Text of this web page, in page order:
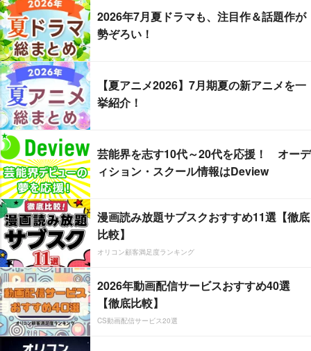
2026年7月夏ドラマも、注目作＆話題作が
勢ぞろい！
【夏アニメ2026】7月期夏の新アニメを一
挙紹介！
芸能界を志す10代～20代を応援！ オーデ
ィション・スクール情報はDeview
漫画読み放題サブスクおすすめ11選【徹底
比較】
オリコン顧客満足度ランキング
2026年動画配信サービスおすすめ40選
【徹底比較】
CS動画配信サービス20選